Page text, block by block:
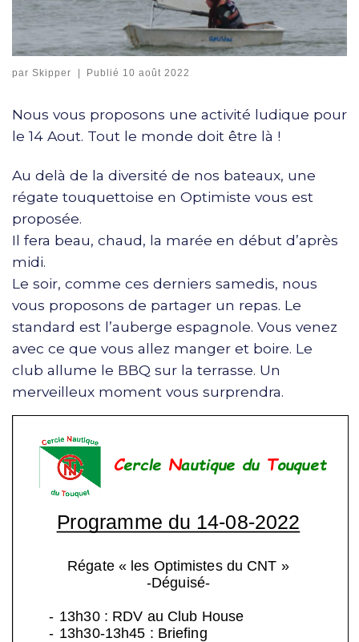
par Skipper Publié 10 août 2022
Nous vous proposons une activité ludique pour
le 14 Aout. Tout le monde doit être là !
Au delà de la diversité de nos bateaux, une
régate touquettoise en Optimiste vous est
proposée.
Il fera beau, chaud, la marée en début d’après
midi.
Le soir, comme ces derniers samedis, nous
vous proposons de partager un repas. Le
standard est l’auberge espagnole. Vous venez
avec ce que vous allez manger et boire. Le
club allume le BBQ sur la terrasse. Un
merveilleux moment vous surprendra.